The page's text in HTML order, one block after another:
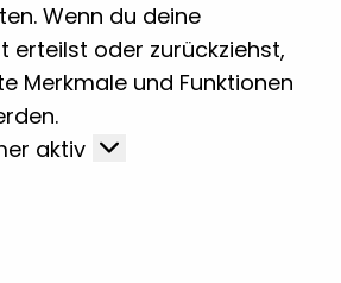
Wenn du deine
erteilst oder zurückziehst,
Merkmale und Funktionen
aktiv